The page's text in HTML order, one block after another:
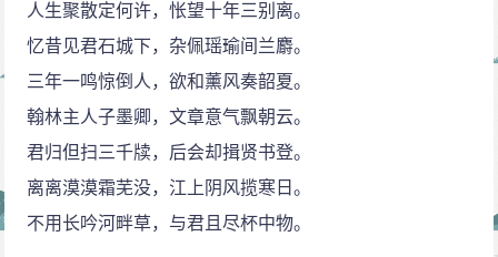
人生聚散定何许，怅望十年三别离。
忆昔见君石城下，杂佩瑶瑜间兰麝。
三年一鸣惊倒人，欲和薰风奏韶夏。
翰林主人子墨卿，文章意气飘朝云。
君归但扫三千牍，后会却揖贤书登。
离离漠漠霜芜没，江上阴风揽寒日。
不用长吟河畔草，与君且尽杯中物。